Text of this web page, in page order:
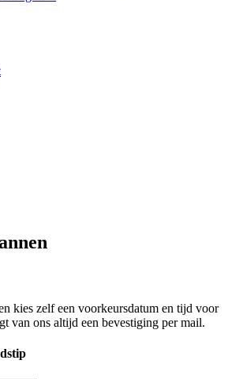
kies zelf een voorkeursdatum en tijd voor
van ons altijd een bevestiging per mail.